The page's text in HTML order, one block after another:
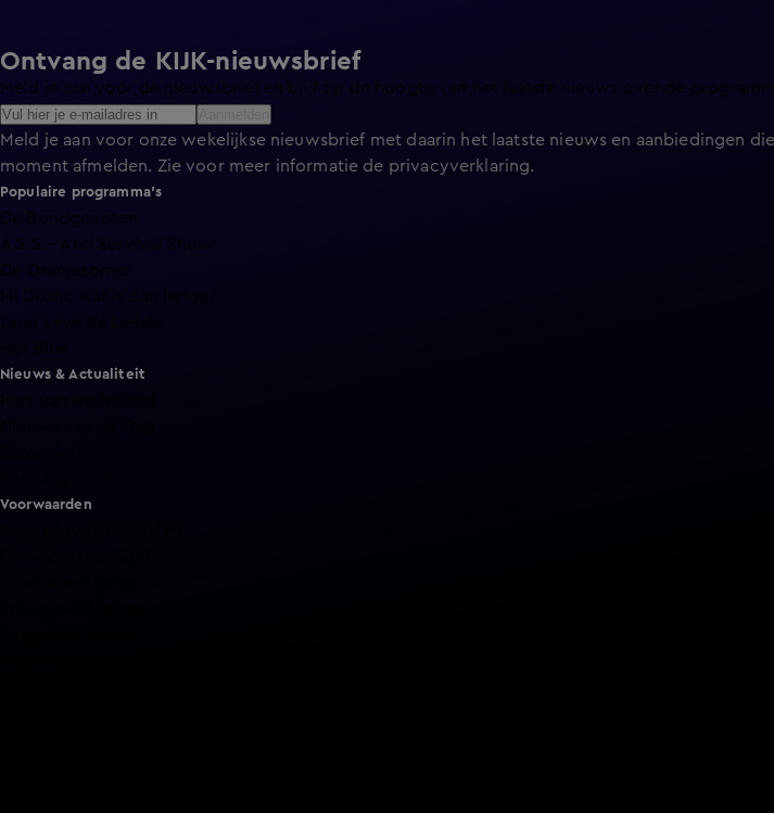
Ontvang de KIJK-nieuwsbrief
Meld je aan voor de nieuwsbrief en blijf op de hoogte van het laatste nieuws over de
Meld je aan voor onze wekelijkse nieuwsbrief met daarin het laatste nieuws en aanbiedingen
moment afmelden. Zie voor meer informatie de privacyverklaring.
Populaire programma's
Nieuws & Actualiteit
Voorwaarden